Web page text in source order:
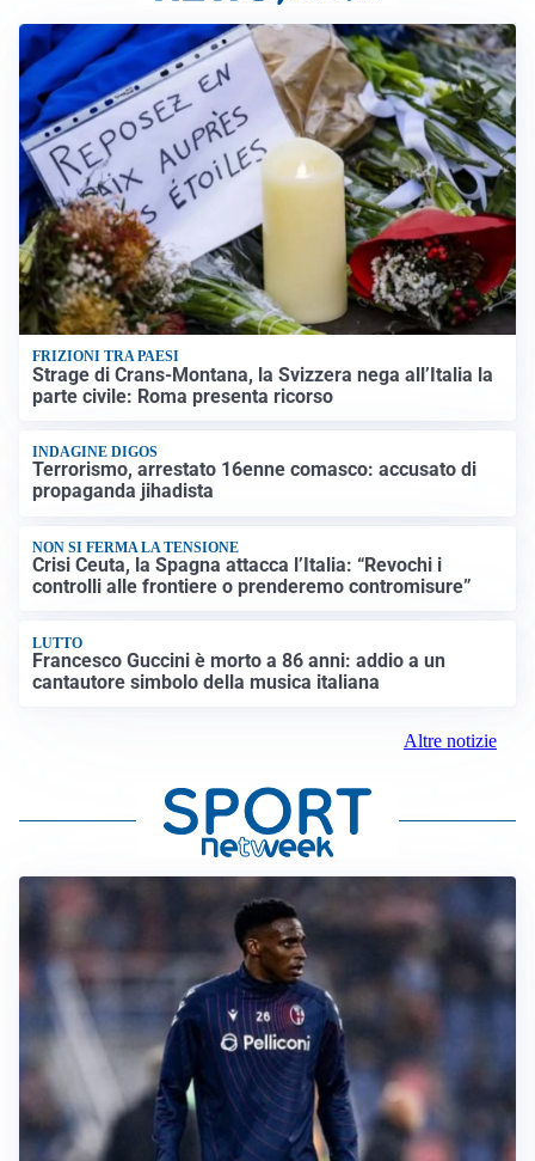
FRIZIONI TRA PAESI
Strage di Crans-Montana, la Svizzera nega all’Italia la
parte civile: Roma presenta ricorso
INDAGINE DIGOS
Terrorismo, arrestato 16enne comasco: accusato di
propaganda jihadista
NON SI FERMA LA TENSIONE
Crisi Ceuta, la Spagna attacca l’Italia: “Revochi i
controlli alle frontiere o prenderemo contromisure”
LUTTO
Francesco Guccini è morto a 86 anni: addio a un
cantautore simbolo della musica italiana
Altre notizie